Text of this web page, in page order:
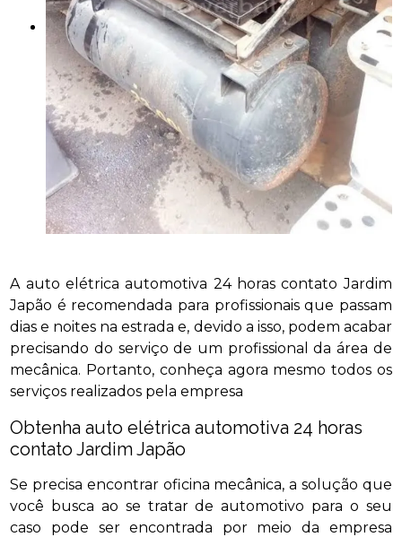
A auto elétrica automotiva 24 horas contato Jardim
Japão é recomendada para profissionais que passam
dias e noites na estrada e, devido a isso, podem acabar
precisando do serviço de um profissional da área de
mecânica. Portanto, conheça agora mesmo todos os
serviços realizados pela empresa
Obtenha auto elétrica automotiva 24 horas
contato Jardim Japão
Se precisa encontrar oficina mecânica, a solução que
você busca ao se tratar de automotivo para o seu
caso pode ser encontrada por meio da empresa